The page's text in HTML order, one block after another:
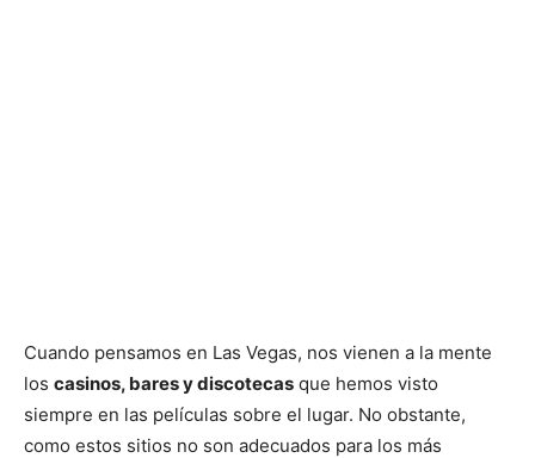
Cuando pensamos en Las Vegas, nos vienen a la mente
los casinos, bares y discotecas que hemos visto
siempre en las películas sobre el lugar. No obstante,
como estos sitios no son adecuados para los más